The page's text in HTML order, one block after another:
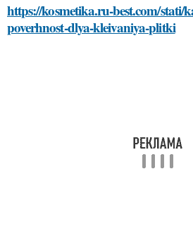
https://kosmetika.ru-best.com/stati/
poverhnost-dlya-kleivaniya-plitki